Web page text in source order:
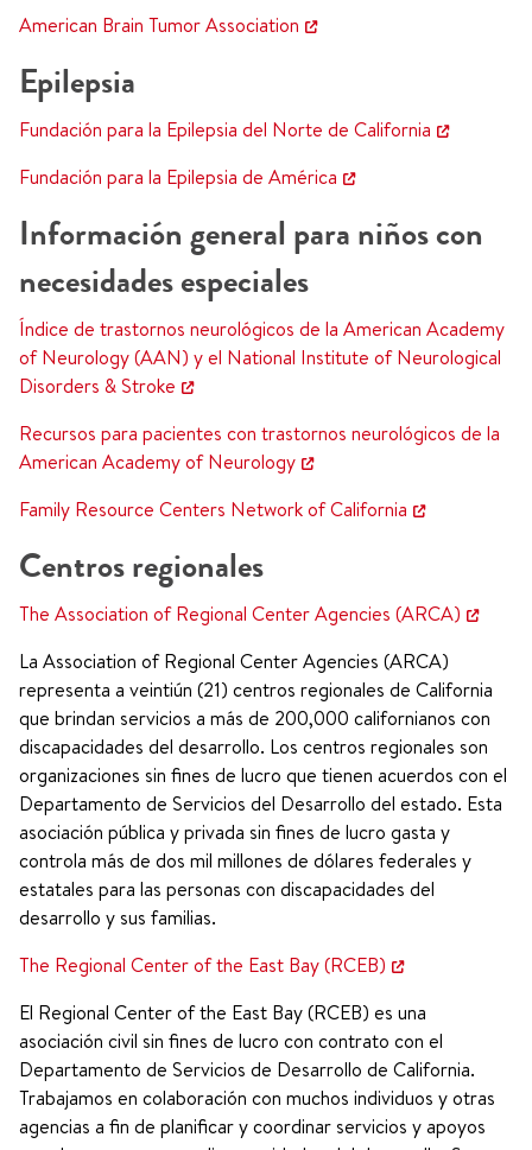
American Brain Tumor Association
Epilepsia
Fundación para la Epilepsia del Norte de California
Fundación para la Epilepsia de América
Información general para niños con
necesidades especiales
Índice de trastornos neurológicos de la American Academy
of Neurology (AAN) y el National Institute of Neurological
Disorders & Stroke
Recursos para pacientes con trastornos neurológicos de la
American Academy of Neurology
Family Resource Centers Network of California
Centros regionales
The Association of Regional Center Agencies (ARCA)
La Association of Regional Center Agencies (ARCA)
representa a veintiún (21) centros regionales de California
que brindan servicios a más de 200,000 californianos con
discapacidades del desarrollo. Los centros regionales son
organizaciones sin fines de lucro que tienen acuerdos con el
Departamento de Servicios del Desarrollo del estado. Esta
asociación pública y privada sin fines de lucro gasta y
controla más de dos mil millones de dólares federales y
estatales para las personas con discapacidades del
desarrollo y sus familias.
The Regional Center of the East Bay (RCEB)
El Regional Center of the East Bay (RCEB) es una
asociación civil sin fines de lucro con contrato con el
Departamento de Servicios de Desarrollo de California.
Trabajamos en colaboración con muchos individuos y otras
agencias a fin de planificar y coordinar servicios y apoyos